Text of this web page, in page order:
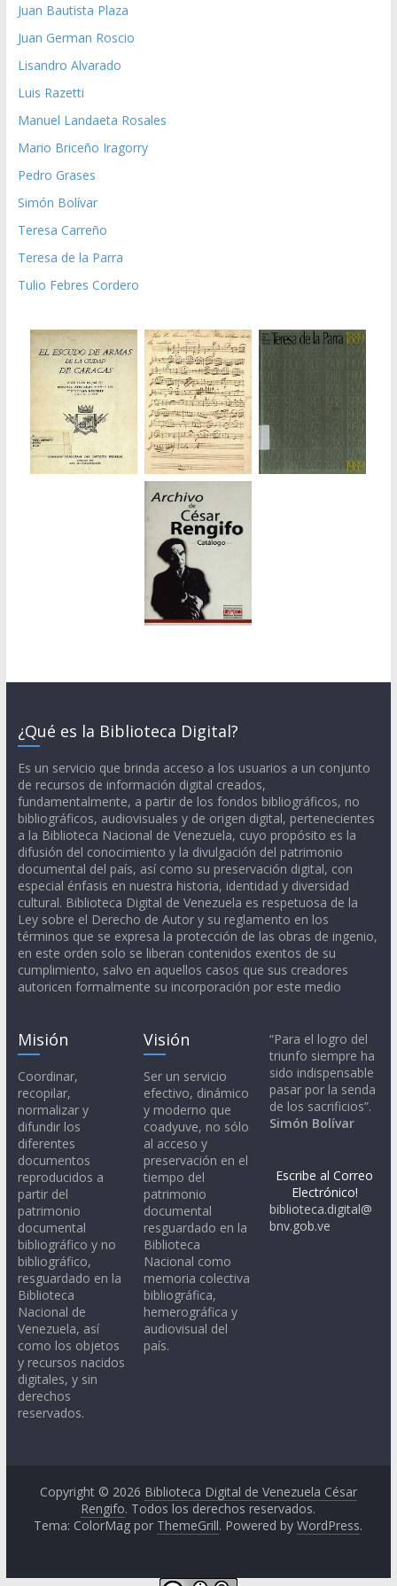
Juan Bautista Plaza
Juan German Roscio
Lisandro Alvarado
Luis Razetti
Manuel Landaeta Rosales
Mario Briceño Iragorry
Pedro Grases
Simón Bolívar
Teresa Carreño
Teresa de la Parra
Tulio Febres Cordero
¿Qué es la Biblioteca Digital?
Es un servicio que brinda acceso a los usuarios a un conjunto
de recursos de información digital creados,
fundamentalmente, a partir de los fondos bibliográficos, no
bibliográficos, audiovisuales y de origen digital, pertenecientes
a la Biblioteca Nacional de Venezuela, cuyo propósito es la
difusión del conocimiento y la divulgación del patrimonio
documental del país, así como su preservación digital, con
especial énfasis en nuestra historia, identidad y diversidad
cultural. Biblioteca Digital de Venezuela es respetuosa de la
Ley sobre el Derecho de Autor y su reglamento en los
términos que se expresa la protección de las obras de ingenio,
en este orden solo se liberan contenidos exentos de su
cumplimiento, salvo en aquellos casos que sus creadores
autoricen formalmente su incorporación por este medio
Misión
Coordinar,
recopilar,
normalizar y
difundir los
diferentes
documentos
reproducidos a
partir del
patrimonio
documental
bibliográfico y no
bibliográfico,
resguardado en la
Biblioteca
Nacional de
Venezuela, así
como los objetos
y recursos nacidos
digitales, y sin
derechos
reservados.
Visión
Ser un servicio
efectivo, dinámico
y moderno que
coadyuve, no sólo
al acceso y
preservación en el
tiempo del
patrimonio
documental
resguardado en la
Biblioteca
Nacional como
memoria colectiva
bibliográfica,
hemerográfica y
audiovisual del
país.
“Para el logro del
triunfo siempre ha
sido indispensable
pasar por la senda
de los sacrificios”.
Simón Bolívar
Escribe al Correo
Electrónico!
biblioteca.digital@
bnv.gob.ve
Copyright © 2026 Biblioteca Digital de Venezuela César
Rengifo. Todos los derechos reservados.
Tema: ColorMag por ThemeGrill. Powered byWordPress.